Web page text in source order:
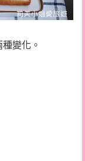
變化。